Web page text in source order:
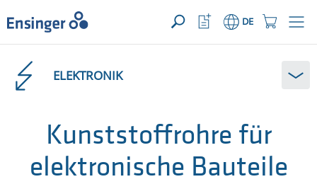
IHRE ANFRAGE ({{productCount}} Produkte)
ÖFFNEN
Startseite DE
Watchlist
Button
können
ELEKTRONIK
Kunststoffrohre für
elektronische Bauteile